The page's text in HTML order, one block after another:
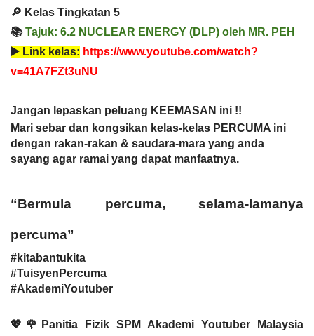
🔎 Kelas Tingkatan 5
📚 Tajuk: 6.2 NUCLEAR ENERGY (DLP) oleh MR. PEH
▶️ Link kelas: https://www.youtube.com/watch?
v=41A7FZt3uNU
Jangan lepaskan peluang KEEMASAN ini !!
Mari sebar dan kongsikan kelas-kelas PERCUMA ini
dengan rakan-rakan & saudara-mara yang anda
sayang agar ramai yang dapat manfaatnya.
“Bermula percuma, selama-lamanya
percuma”
#kitabantukita
#TuisyenPercuma
#AkademiYoutuber
💖🌹Panitia Fizik SPM Akademi Youtuber Malaysia